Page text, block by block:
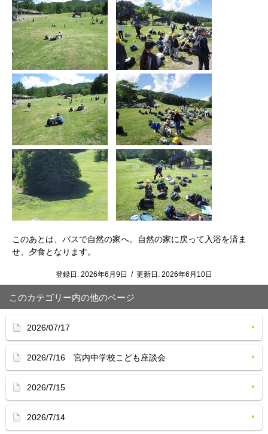
このあとは、バスで自然の家へ。自然の家に戻って入浴を済ま
せ、夕食となります。
登録日: 2026年6月9日 / 更新日: 2026年6月10日
このカテゴリー内の他のページ
2026/07/17
2026/7/16 宮内中学校こども座談会
2026/7/15
2026/7/14